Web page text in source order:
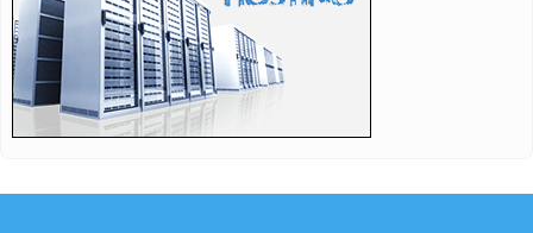
23:05:Oglasio se RTS nakon sramne izjave MIlana Bukvića u
Poteri! Trag...
23:04:Američki zvaničnici upozoravaju da bi kraj rata u Ukrajini
zna...